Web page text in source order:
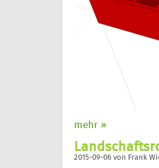
mehr »
2015-09-06 von Frank